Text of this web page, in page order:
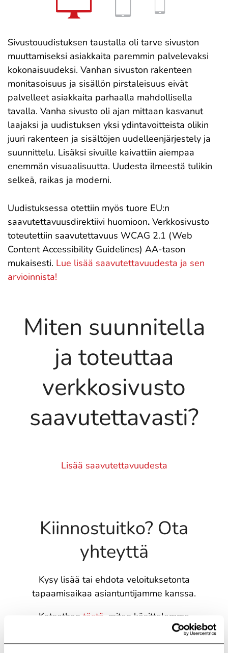
Sivustouudistuksen taustalla oli tarve sivuston
muuttamiseksi asiakkaita paremmin palvelevaksi
kokonaisuudeksi. Vanhan sivuston rakenteen
monitasoisuus ja sisällön pirstaleisuus eivät
palvelleet asiakkaita parhaalla mahdollisella
tavalla. Vanha sivusto oli ajan mittaan kasvanut
laajaksi ja uudistuksen yksi ydintavoitteista olikin
juuri rakenteen ja sisältöjen uudelleenjärjestely ja
suunnittelu. Lisäksi sivuille kaivattiin aiempaa
enemmän visuaalisuutta. Uudesta ilmeestä tulikin
selkeä, raikas ja moderni.
Uudistuksessa otettiin myös tuore EU:n
saavutettavuusdirektiivi huomioon. Verkkosivusto
toteutettiin saavutettavuus WCAG 2.1 (Web
Content Accessibility Guidelines) AA-tason
mukaisesti. Lue lisää saavutettavuudesta ja sen
arvioinnista!
Miten suunnitella
ja toteuttaa
verkkosivusto
saavutettavasti?
Lisää saavutettavuudesta
Kiinnostuitko? Ota
yhteyttä
Kysy lisää tai ehdota veloituksetonta
tapaamisaikaa asiantuntijamme kanssa.
Katsothan tästä , miten käsittelemme